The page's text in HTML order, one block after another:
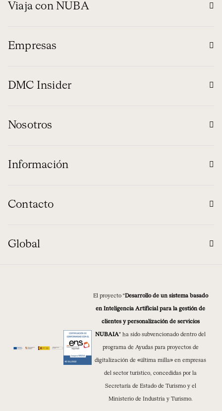
Viaja con NUBA
Empresas
DMC Insider
Nosotros
Información
Contacto
Global
El proyecto “Desarrollo de un sistema basado
en Inteligencia Artificial para la gestión de
clientes y personalización de servicios
NUBAIA” ha sido subvencionado dentro del
programa de Ayudas para proyectos de
digitalización de «última milla» en empresas
del sector turístico, concedidas por la
Secretaría de Estado de Turismo y el
Ministerio de Industria y Turismo.